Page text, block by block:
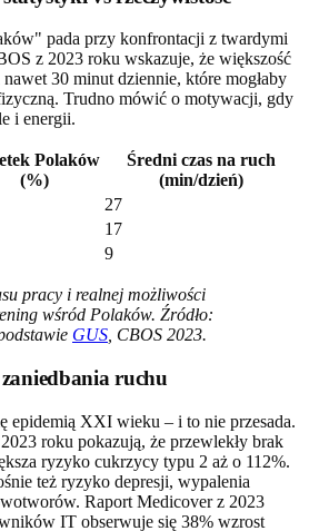
pada przy konfrontacji z twardymi
z 2023 roku wskazuje, że większość
30 minut dziennie, które mogłaby
Trudno mówić o motywacji, gdy
i energii.
Polaków
(%)
Średni czas na ruch
(min/dzień)
27
17
9
pracy i realnej możliwości
wśród Polaków. Źródło:
GUS , CBOS 2023.
ruchu
epidemią XXI wieku – i to nie przesada.
roku pokazują, że przewlekły brak
ryzyko cukrzycy typu 2 aż o 112%.
też ryzyko depresji, wypalenia
Raport Medicover z 2023
IT obserwuje się 38% wzrost